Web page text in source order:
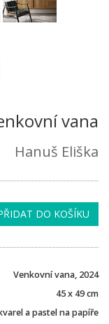
vana
Hanuš Eliška
DO KOŠÍKU
Venkovní vana, 2024
45 x 49 cm
a pastel na papíře